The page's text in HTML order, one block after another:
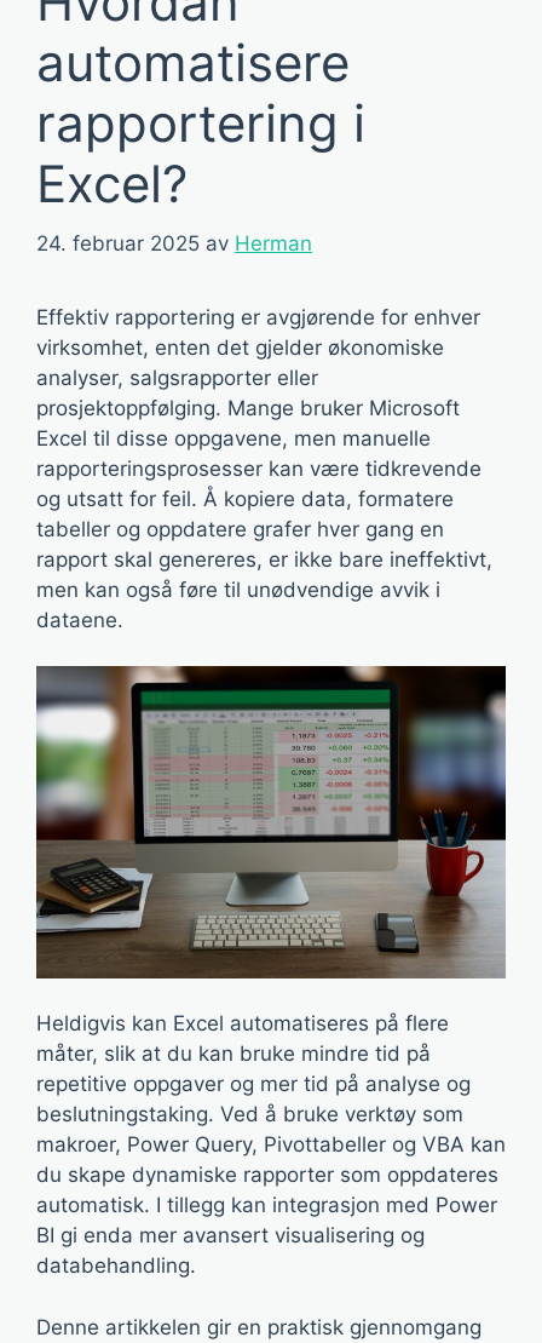
automatisere
rapportering i
Excel?
24. februar 2025 av Herman
Effektiv rapportering er avgjørende for enhver
virksomhet, enten det gjelder økonomiske
analyser, salgsrapporter eller
prosjektoppfølging. Mange bruker Microsoft
Excel til disse oppgavene, men manuelle
rapporteringsprosesser kan være tidkrevende
og utsatt for feil. Å kopiere data, formatere
tabeller og oppdatere grafer hver gang en
rapport skal genereres, er ikke bare ineffektivt,
men kan også føre til unødvendige avvik i
dataene.
Heldigvis kan Excel automatiseres på flere
måter, slik at du kan bruke mindre tid på
repetitive oppgaver og mer tid på analyse og
beslutningstaking. Ved å bruke verktøy som
makroer, Power Query, Pivottabeller og VBA kan
du skape dynamiske rapporter som oppdateres
automatisk. I tillegg kan integrasjon med Power
BI gi enda mer avansert visualisering og
databehandling.
Denne artikkelen gir en praktisk gjennomgang